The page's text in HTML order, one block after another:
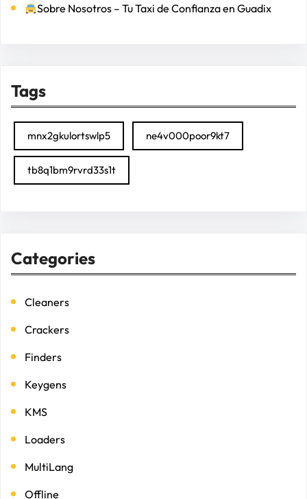
Sobre Nosotros – Tu Taxi de Confianza en Guadix
Tags
mnx2gkulortswlp5 ne4v000poor9kt7
tb8q1bm9rvrd33s1t
Categories
Cleaners
Crackers
Finders
Keygens
KMS
Loaders
MultiLang
Offline